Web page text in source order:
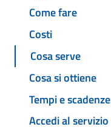
Come fare
Costi
Cosa serve
Cosa si ottiene
Tempi e scadenze
Accedi al servizio